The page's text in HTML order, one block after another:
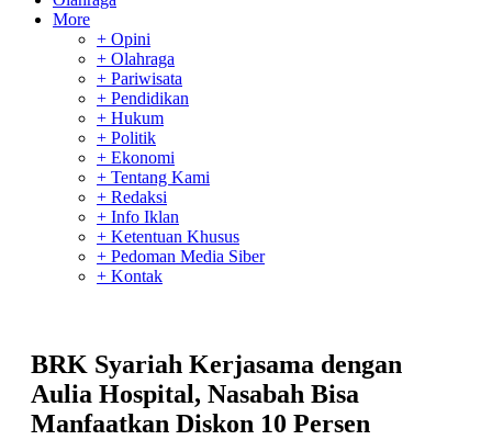
More
+ Opini
+ Olahraga
+ Pariwisata
+ Pendidikan
+ Hukum
+ Politik
+ Ekonomi
+ Tentang Kami
+ Redaksi
+ Info Iklan
+ Ketentuan Khusus
+ Pedoman Media Siber
+ Kontak
BRK Syariah Kerjasama dengan
Aulia Hospital, Nasabah Bisa
Manfaatkan Diskon 10 Persen